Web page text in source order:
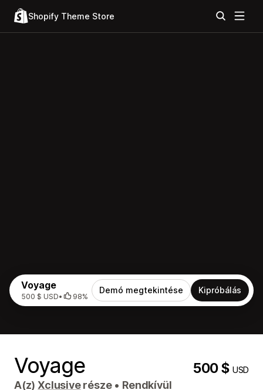
Shopify Theme Store
Voyage
500 $ USD• 98%
Demó megtekintése Kipróbálás
Voyage 500 $USD
A(z)Xclusiverésze • Rendkívül